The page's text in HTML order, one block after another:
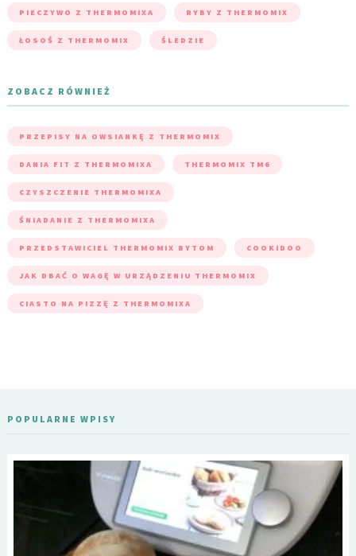
PIECZYWO Z THERMOMIXA RYBY Z THERMOMIX
ŁOSOŚ Z THERMOMIX ŚLEDZIE
ZOBACZ RÓWNIEŻ
PRZEPISY NA OWSIANKĘ Z THERMOMIX
DANIA FIT Z THERMOMIXA THERMOMIX TM6
CZYSZCZENIE THERMOMIXA
ŚNIADANIE Z THERMOMIXA
PRZEDSTAWICIEL THERMOMIX BYTOM COOKIDOO
JAK DBAĆ O WAGĘ W URZĄDZENIU THERMOMIX
CIASTO NA PIZZĘ Z THERMOMIXA
POPULARNE WPISY